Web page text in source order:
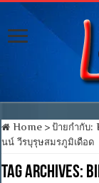
Home > ป้ายกำกับ:
นน์ วีรบุรุษสมรภูมิเดือด
Tag Archives: